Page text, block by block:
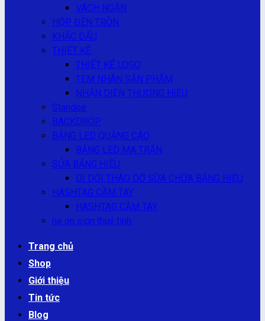
VÁCH NGĂN
HỘP ĐÈN TRÒN
KHẮC DẤU
THIẾT KẾ
THIẾT KẾ LOGO
TEM NHÃN SẢN PHẨM
NHẬN DIỆN THƯƠNG HIỆU
Standee
BACKDROP
BẢNG LED QUẢNG CÁO
BẢNG LED MA TRẬN
SỬA BẢNG HIỆU
DI DỜI THÁO DỠ SỮA CHỮA BẢNG HIỆU
HASHTAG CẦM TAY
HASHTAG CẦM TAY
ne on sign thuỷ tinh
Trang chủ
Shop
Giới thiệu
Tin tức
Blog